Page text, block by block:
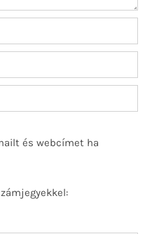
és webcímet ha